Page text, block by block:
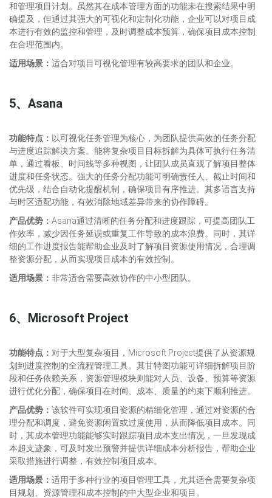
和管理项目计划。虽然其在成本管理方面的功能未在搜索结果中明
确提及，但通过其强大的可视化和定制化功能，企业可以对项目成
本进行有效的监控和管理，及时调整成本预算，确保项目成本控制
在合理范围内。
适用场景： 适合对项目可视化管理有较高要求的团队和企业。
5、 Asana
功能特点： 以可视化任务管理为核心，为团队提供高效的任务分配
与进度追踪解决方案。能将复杂项目目标拆解为具体可执行任务清
单，通过看板、时间线等多种视图，让团队成员直观了解项目整体
进度和任务状态。强大的任务分配功能可明确责任人、截止时间和
优先级，结合自动化提醒机制，确保项目有序推进。其多语言支持
与时区适配功能，有效消除地域差异带来的协作障碍。
产品优势： Asana通过清晰的任务分配和进度跟踪，可提高团队工
作效率，减少因任务延误或重复工作导致的成本浪费。同时，其详
细的工作进度报告能帮助企业及时了解项目资源使用情况，合理调
整资源分配，从而实现项目成本的有效控制。
适用场景 ： 非常适合需要高效协作的中小型团队。
6、 Microsoft Project
功能特点： 对于大型复杂项目，Microsoft Project提供了从资源规
划到进度控制的全流程管理工具。其甘特图功能可详细拆解项目阶
段和任务依赖关系，资源管理模块则能对人员、设备、预算等资源
进行优化分配，确保项目在时间、成本、质量的约束下顺利推进。
产品优势： 该软件可实现项目资源的精细化管理，通过对资源的合
理分配和调度，避免资源闲置或过度使用，从而降低项目成本。同
时，其成本管理功能能够实时跟踪项目成本支出情况，一旦发现成
本超支迹象，可及时发出预警并提供详细成本分析报告，帮助企业
采取措施进行调整，有效控制项目成本。
适用场景： 适用于多种行业的项目管理工具，尤其适合需要复杂项
目规划、资源管理和成本控制的中大型企业和项目。